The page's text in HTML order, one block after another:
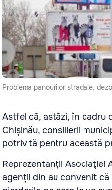
Problema panourilor stradale,
Astfel că, astăzi, în cadru
Chișinău, consilierii
potrivită pentru această
Reprezentanţii Asociaţiei
agenții din au convenit